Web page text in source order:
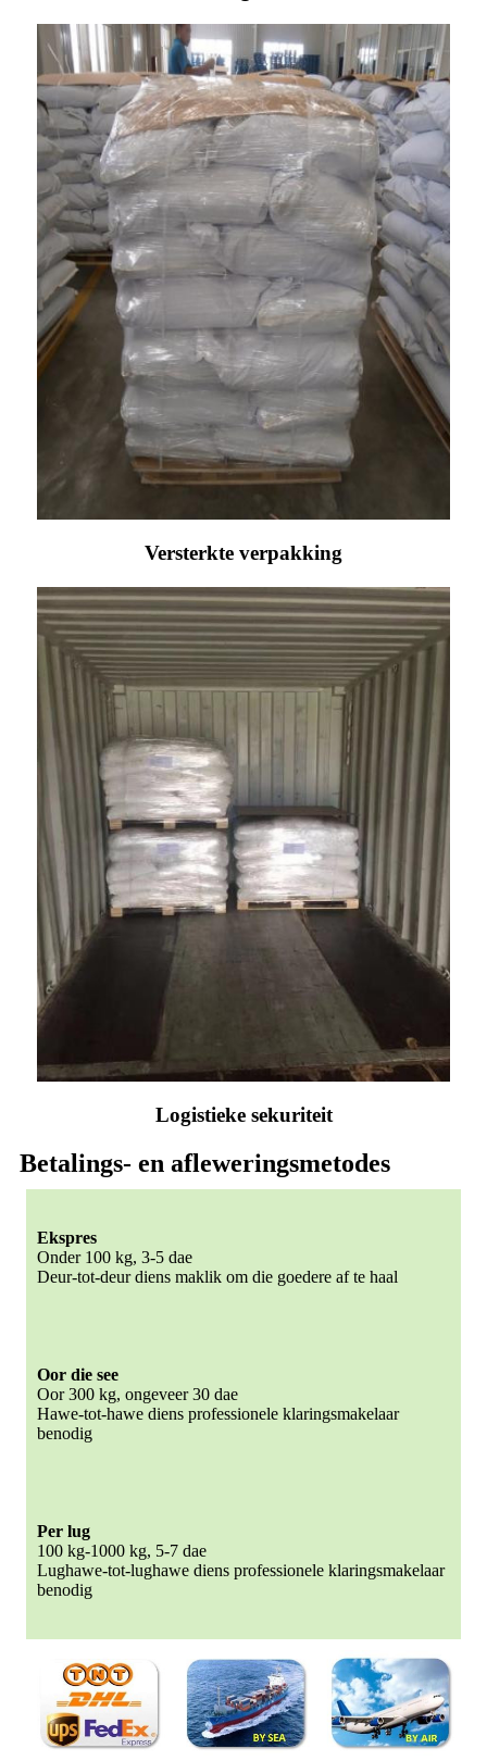
Versterkte verpakking
Logistieke sekuriteit
Betalings- en afleweringsmetodes
Ekspres
Onder 100 kg, 3-5 dae
Deur-tot-deur diens maklik om die goedere af te haal
Oor die see
Oor 300 kg, ongeveer 30 dae
Hawe-tot-hawe diens professionele klaringsmakelaar
benodig
Per lug
100 kg-1000 kg, 5-7 dae
Lughawe-tot-lughawe diens professionele klaringsmakelaar
benodig